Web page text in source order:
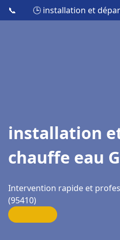
📞 🕒 installation et
installation
chauffe eau
Intervention rapide et
(95410)